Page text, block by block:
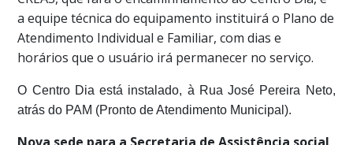
a equipe técnica do equipamento instituirá o Plano de
Atendimento Individual e Familiar, com dias e
horários que o usuário irá permanecer no serviço.
O Centro Dia está instalado, à Rua José Pereira Neto,
atrás do PAM (Pronto de Atendimento Municipal).